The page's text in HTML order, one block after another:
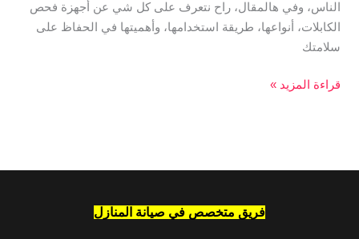
الناس، وفي هالمقال، راح نتعرف على كل شي عن أجهزة فحص
الكابلات، أنواعها، طريقة استخدامها، وأهميتها في الحفاظ على
سلامتك
قراءة المزيد »
فريق متخصص في صيانة المنازل